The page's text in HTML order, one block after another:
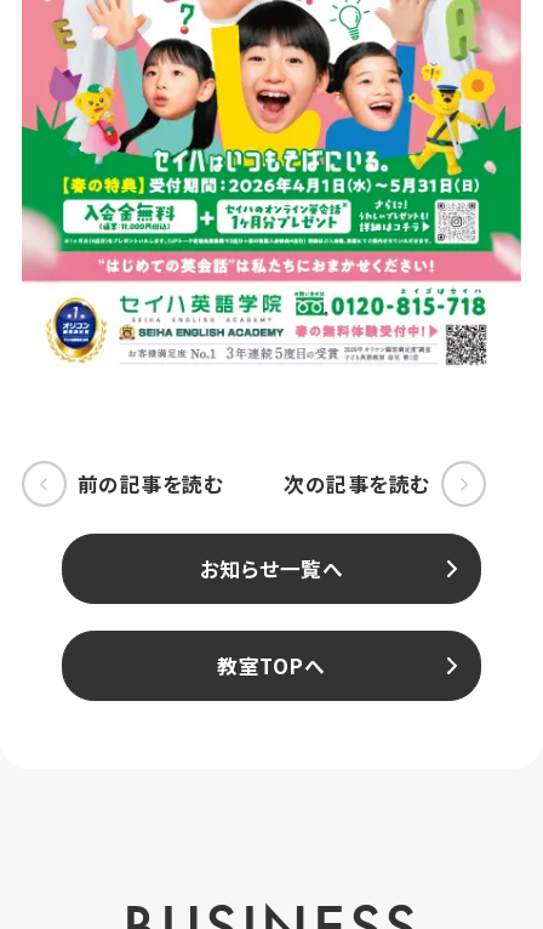
前の記事を読む 次の記事を読む
お知らせ一覧へ
教室TOPへ